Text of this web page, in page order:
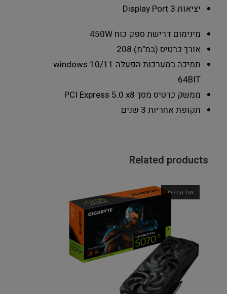
יציאות Display Port 3
מינימום דרישת ספק כוח450W
אורך כרטיס (במ"מ) 208
תמיכה במערכות הפעלה windows 10/11
64BIT
ממשק כרטיס מסך PCI Express 5.0 x8
תקופת אחריות 3 שנים
Related products
אזל המלאי